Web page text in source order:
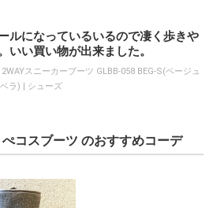
ルになっているいるので凄く歩きや
いい買い物が出来ました。
スニーカーブーツ GLBB-058 BEG-S(ベージュ
ラ) | シューズ
コスブーツ のおすすめコーデ